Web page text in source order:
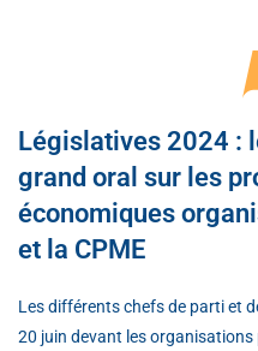
Législatives 2024 :
grand oral sur les
économiques
et la CPME
Les différents chefs de parti et
20 juin devant les